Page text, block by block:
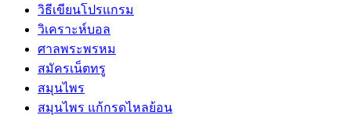
วิธีเขียนโปรแกรม
วิเคราะห์บอล
ศาลพระพรหม
สมัครเน็ตทรู
สมุนไพร
สมุนไพร แก้กรดไหลย้อน